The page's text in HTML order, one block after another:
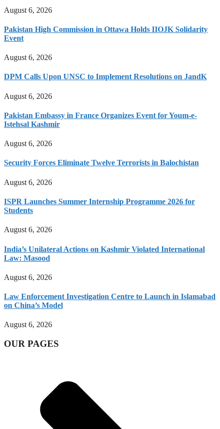
August 6, 2026
Pakistan High Commission in Ottawa Holds IIOJK Solidarity
Event
August 6, 2026
DPM Calls Upon UNSC to Implement Resolutions on JandK
August 6, 2026
Pakistan Embassy in France Organizes Event for Youm-e-
Istehsal Kashmir
August 6, 2026
Security Forces Eliminate Twelve Terrorists in Balochistan
August 6, 2026
ISPR Launches Summer Internship Programme 2026 for
Students
August 6, 2026
India’s Unilateral Actions on Kashmir Violated International
Law: Masood
August 6, 2026
Law Enforcement Investigation Centre to Launch in Islamabad
on China’s Model
August 6, 2026
OUR PAGES